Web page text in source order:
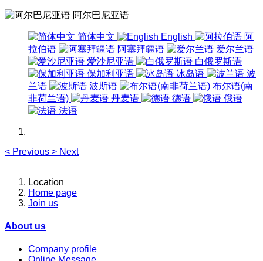
阿尔巴尼亚语
简体中文 English
阿
拉伯语
阿塞拜疆语
爱尔兰语
爱沙尼亚语
白俄罗斯语
保加利亚语
冰岛语
波
兰语
波斯语
布尔语(南
非荷兰语)
丹麦语 德语
俄语
法语
< Previous > Next
Location
Home page
Join us
About us
Company profile